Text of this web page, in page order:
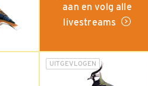
aan en volg alle
livestreams
UITGEVLOGEN